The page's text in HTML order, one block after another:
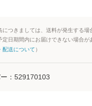
つきましては、送料が発生する場
定日期間内にお届けできない場合が
配送について ）
： 529170103